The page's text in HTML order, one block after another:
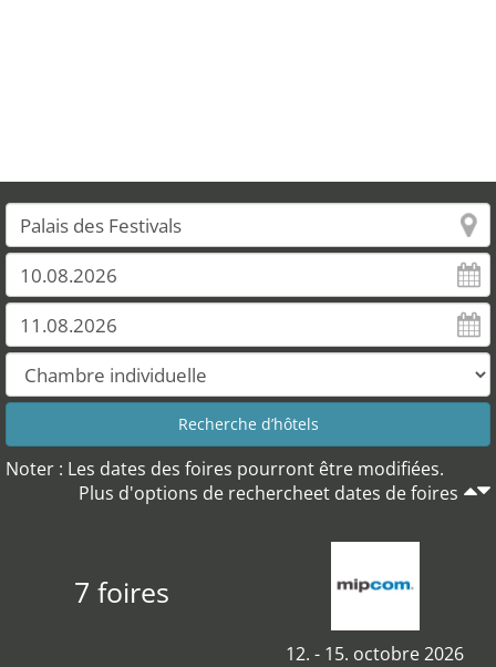
Noter : Les dates des foires pourront être modifiées.
Plus d'options de rechercheet dates de foires
7 foires
12. - 15. octobre 2026